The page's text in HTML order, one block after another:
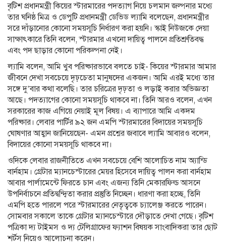
বৃটিশ প্রধানমন্ত্রী কিয়ের স্টারমারের পদত্যাগ নিয়ে চলমান জল্পনার মধ্যে
তার ঘনিষ্ঠ মিত্র ও ডেপুটি প্রধানমন্ত্রী ডেভিড ল্যামি বলেছেন, প্রধানমন্ত্রীর
সরে দাঁড়ানোর কোনো সময়সূচি নির্ধারণ করা হয়নি। স্কাই নিউজকে দেয়া
সাক্ষাৎকারে তিনি বলেন, স্টারমার এখনো দায়িত্ব পালনে প্রতিশ্রুতিবদ্ধ
এবং পদ ছাড়ার কোনো পরিকল্পনা নেই।
ল্যামি বলেন, আমি খুব পরিষ্কারভাবে বলতে চাই- কিয়ের স্টারমার আমার
জীবনে দেখা সবচেয়ে দৃঢ়চেতা মানুষদের একজন। আমি এরই মধ্যে তার
সঙ্গে দু’বার কথা বলেছি। তার চরিত্রের দৃঢ়তা ও লড়াই করার অভিজ্ঞতা
আছে। পদত্যাগের কোনো সময়সূচি থাকবে না। তিনি আরও বলেন, এখন
সরকারের কাজ এগিয়ে নেয়াই মূল বিষয়। এ ব্যাপারে আমি একদম
পরিষ্কার। লেবার পার্টির ৯২ জন এমপি স্টারমারের বিদায়ের সময়সূচি
ঘোষণার আহ্বান জানিয়েছেন- এমন প্রশ্নের জবাবে ল্যামি আবারও বলেন,
বিদায়ের কোনো সময়সূচি থাকবে না।
ওদিকে লেবার রাজনীতিতে এখন সবচেয়ে বেশি আলোচিত নাম অ্যান্ডি
বার্নহাম। গ্রেটার ম্যানচেস্টারের মেয়র হিসেবে দায়িত্ব পালন করা বার্নহাম
আবার পার্লামেন্টে ফিরতে চান এবং এজন্য তিনি মেকারফিল্ড আসনে
উপনির্বাচনে প্রতিদ্বন্দ্বিতা করার প্রস্তুতি নিচ্ছেন। ধারণা করা হচ্ছে, তিনি
এমপি হতে পারলে পরে স্টারমারের নেতৃত্বকে চ্যালেঞ্জ করতে পারেন।
সোমবার সকালে তাকে গ্রেটার ম্যানচেস্টারে দৌড়াতে দেখা গেছে। বৃটিশ
পত্রিকা দ্য টাইমস ও দ্য টেলিগ্রাফের ফ্যাশন বিষয়ক সাংবাদিকরা তার ছোট
শর্টস নিয়েও আলোচনা করেন।